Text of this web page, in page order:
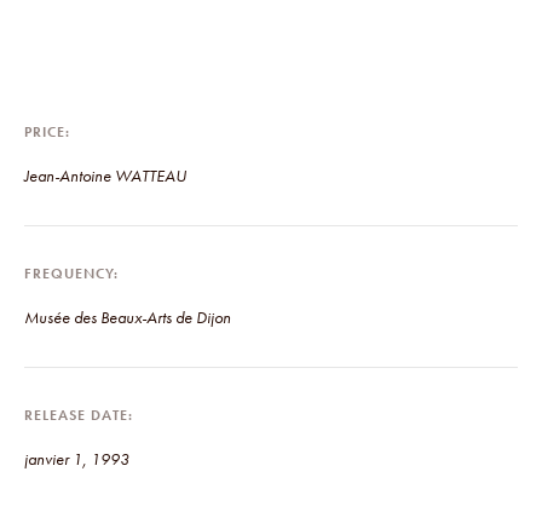
PRICE
Jean-Antoine WATTEAU
FREQUENCY
Musée des Beaux-Arts de Dijon
RELEASE DATE
janvier 1, 1993